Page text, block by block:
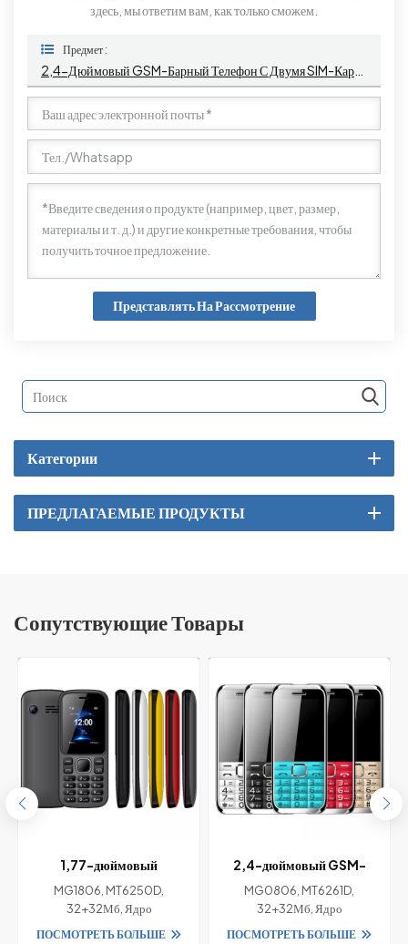
здесь, мы ответим вам, как только сможем.
Предмет :
Представлять На Рассмотрение
Категории
ПРЕДЛАГАЕМЫЕ ПРОДУКТЫ
Сопутствующие Товары
1,77-дюймовый
функциональный телефон
GSM с двумя SIM-картами
2G и чипсетом MT6250D
MG1806, MT6250D,
32+32Мб, Ядро
ПОСМОТРЕТЬ БОЛЬШЕ
2,4-дюймовый GSM-
барный телефон с двумя
SIM-картами 2G и чипсетом
MT6261D
MG0806, MT6261D,
32+32Мб, Ядро
ПОСМОТРЕТЬ БОЛЬШЕ